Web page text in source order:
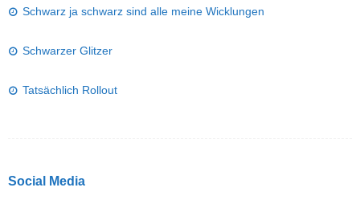
Schwarz ja schwarz sind alle meine Wicklungen
Schwarzer Glitzer
Tatsächlich Rollout
Social Media